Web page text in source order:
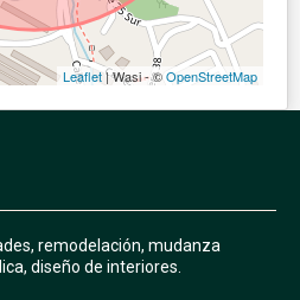
Leaflet| Wasi - ©OpenStreetMap
remodelación, mudanza
diseño de interiores.